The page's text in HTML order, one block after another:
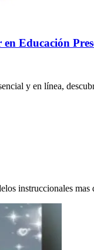
Educación
y en línea,
instruccionales mas